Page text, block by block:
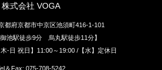
株式会社 VOGA
府京都市中京区池須町416-1-101
御池駅徒歩9分 烏丸駅徒歩11分】
-日 祝日】11:00～19:00 /【水】定休日
＆Fax: 075-708-5242